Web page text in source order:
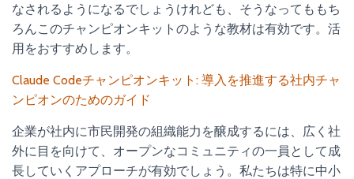
なされるようになるでしょうけれども、そうなってももち
ろんこのチャンピオンキットのような教材は有効です。活
用をおすすめします。
Claude Codeチャンピオンキット: 導入を推進する社内チャ
ンピオンのためのガイド
企業が社内に市民開発の組織能力を醸成するには、広く社
外に目を向けて、オープンなコミュニティの一員として成
長していくアプローチが有効でしょう。私たちは特に中小